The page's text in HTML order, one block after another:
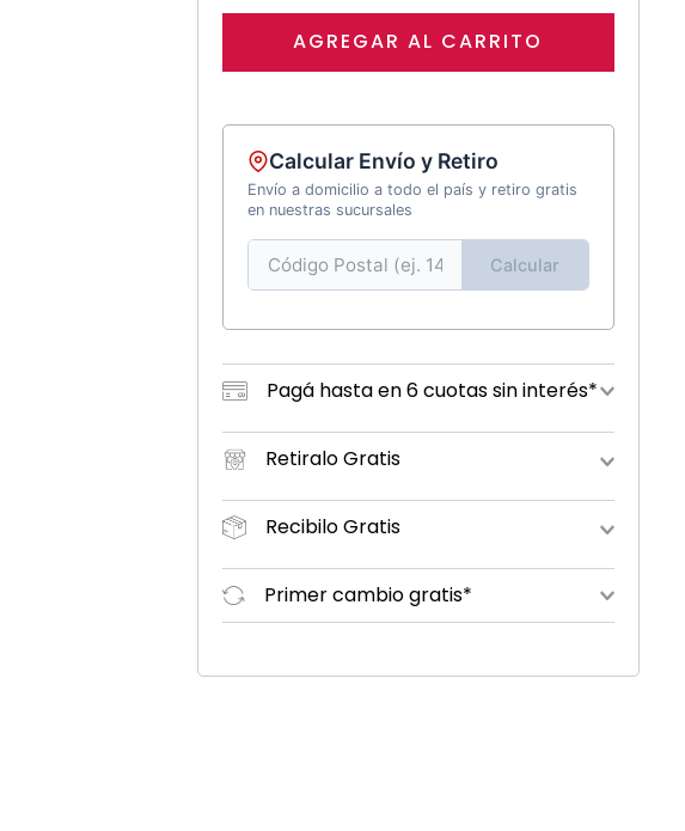
AGREGAR AL CARRITO
Calcular Envío y Retiro
Envío a domicilio a todo el país y retiro gratis
en nuestras sucursales
Calcular
Pagá hasta en 6 cuotas sin interés*
Retiralo Gratis
Recibilo Gratis
Primer cambio gratis*